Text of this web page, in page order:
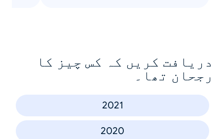
دریافت کریں کہ کس چیز کا
رجحان تھا۔
2021
2020